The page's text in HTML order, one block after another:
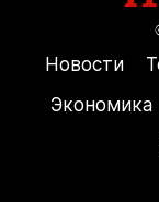
Новости
Экономика